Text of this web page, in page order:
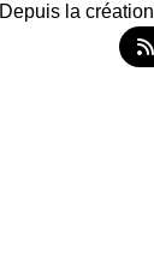
Depuis la création